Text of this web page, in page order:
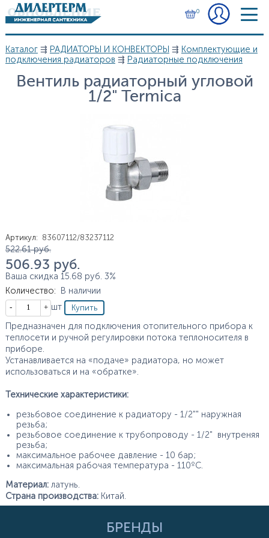
Перейти к основному содержанию
0
Вы здесь
Каталог⇶ РАДИАТОРЫ И КОНВЕКТОРЫ ⇶ Комплектующие и
подключения радиаторов ⇶ Радиаторные подключения
Вентиль радиаторный угловой
1/2" Termica
Артикул: 83607112/83237112
Цена
522.61 руб.
506.93 руб.
Ваша скидка 15.68 руб. 3%
Количество:
В наличии
Кол-во
шт
Предназначен для подключения отопительного прибора к
теплосети и ручной регулировки потока теплоносителя в
приборе.
Устанавливается на «подаче» радиатора, но может
использоваться и на «обратке».
Технические характеристики:
резьбовое соединение к радиатору - 1/2"" наружная
резьба;
резьбовое соединение к трубопроводу - 1/2" внутреняя
резьба;
максимальное рабочее давление - 10 бар;
максимальная рабочая температура - 110ºС.
Материал:латунь.
Страна производства:Китай.
БРЕНДЫ